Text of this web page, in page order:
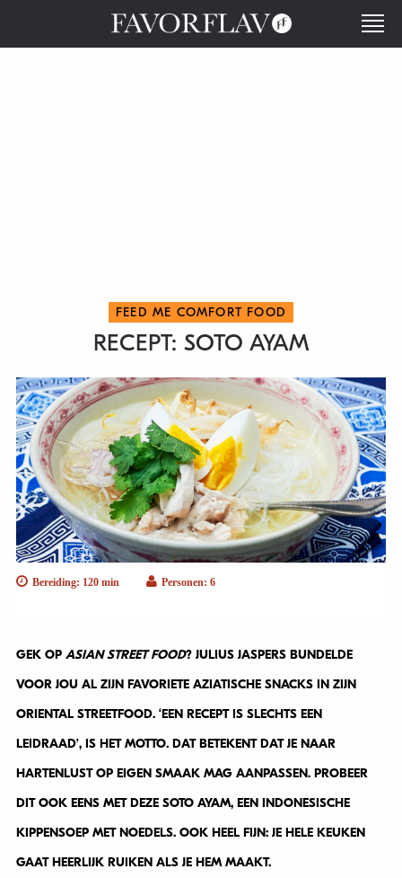
FEED ME COMFORT FOOD
RECEPT: SOTO AYAM
Bereiding: 120 min Personen: 6
GEK OP ASIAN STREET FOOD? JULIUS JASPERS BUNDELDE
VOOR JOU AL ZIJN FAVORIETE AZIATISCHE SNACKS IN ZIJN
ORIENTAL STREETFOOD. ‘EEN RECEPT IS SLECHTS EEN
LEIDRAAD’, IS HET MOTTO. DAT BETEKENT DAT JE NAAR
HARTENLUST OP EIGEN SMAAK MAG AANPASSEN. PROBEER
DIT OOK EENS MET DEZE SOTO AYAM, EEN INDONESISCHE
KIPPENSOEP MET NOEDELS. OOK HEEL FIJN: JE HELE KEUKEN
GAAT HEERLIJK RUIKEN ALS JE HEM MAAKT.